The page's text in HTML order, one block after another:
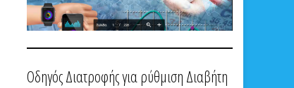
Οδηγός Διατροφής για ρύθμιση Διαβήτη